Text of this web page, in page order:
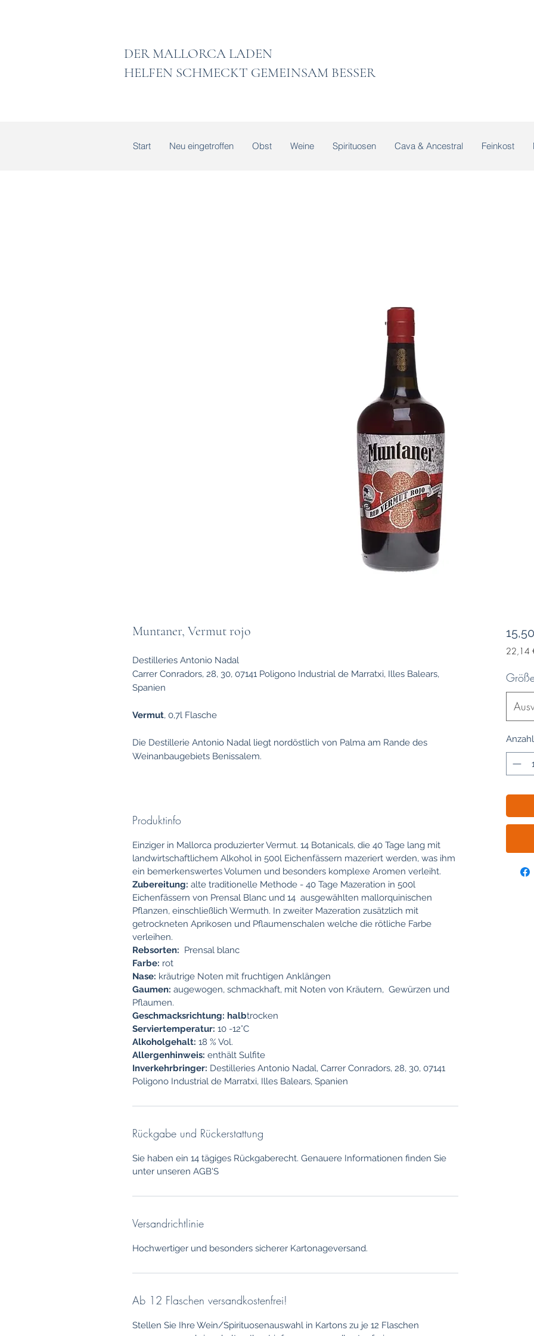
DER MALLORCA LADEN
HELFEN SCHMECKT GEMEINSAM BESSER
Start Neu eingetroffen Obst Weine Spirituosen Cava & Ancestral Feinkost
Muntaner, Vermut rojo
Destilleries Antonio Nadal
Carrer Conradors, 28, 30, 07141 Poligono Industrial de Marratxi, Illes Balears,
Spanien
Vermut, 0,7l Flasche
Die Destillerie Antonio Nadal liegt nordöstlich von Palma am Rande des
Weinanbaugebiets Benissalem.
Produktinfo
Einziger in Mallorca produzierter Vermut. 14 Botanicals, die 40 Tage lang mit
landwirtschaftlichem Alkohol in 500l Eichenfässern mazeriert werden, was ihm
ein bemerkenswertes Volumen und besonders komplexe Aromen verleiht.
Zubereitung: alte traditionelle Methode - 40 Tage Mazeration in 500l
Eichenfässern von Prensal Blanc und 14 ausgewählten mallorquinischen
Pflanzen, einschließlich Wermuth. In zweiter Mazeration zusätzlich mit
getrockneten Aprikosen und Pflaumenschalen welche die rötliche Farbe
verleihen.
Rebsorten: Prensal blanc
Farbe: rot
Nase: kräutrige Noten mit fruchtigen Anklängen
Gaumen: augewogen, schmackhaft, mit Noten von Kräutern, Gewürzen und
Pflaumen.
Geschmacksrichtung: halbtrocken
Serviertemperatur: 10 -12°C
Alkoholgehalt: 18 % Vol.
Allergenhinweis: enthält Sulfite
Inverkehrbringer: Destilleries Antonio Nadal, Carrer Conradors, 28, 30, 07141
Poligono Industrial de Marratxi, Illes Balears, Spanien
Rückgabe und Rückerstattung
Sie haben ein 14 tägiges Rückgaberecht. Genauere Informationen finden Sie
unter unseren AGB'S
Versandrichtlinie
Hochwertiger und besonders sicherer Kartonageversand.
Ab 12 Flaschen versandkostenfrei!
Stellen Sie Ihre Wein/Spirituosenauswahl in Kartons zu je 12 Flaschen
22,14
pro
1
Anzahl